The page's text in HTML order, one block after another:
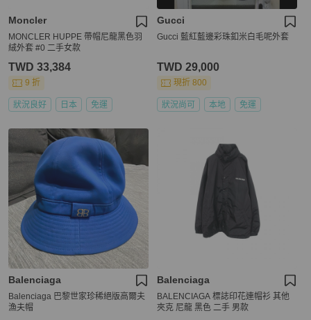
Moncler
MONCLER HUPPE 帶帽尼龍黑色羽
絨外套 #0 二手女款
TWD 33,384
9 折
狀況良好 日本 免運
Gucci
Gucci 藍紅藍邊彩珠釦米白毛呢外套
TWD 29,000
現折 800
狀況尚可 本地 免運
Balenciaga
Balenciaga 巴黎世家珍稀絕版高爾夫
漁夫帽
Balenciaga
BALENCIAGA 標誌印花連帽衫 其他
夾克 尼龍 黑色 二手 男款